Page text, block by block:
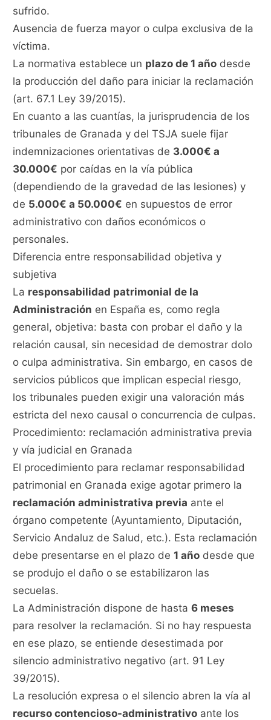
sufrido.
Ausencia de fuerza mayor o culpa exclusiva de la
víctima.
La normativa establece un plazo de 1 año desde
la producción del daño para iniciar la reclamación
(art. 67.1 Ley 39/2015).
En cuanto a las cuantías, la jurisprudencia de los
tribunales de Granada y del TSJA suele fijar
indemnizaciones orientativas de 3.000€ a
30.000€ por caídas en la vía pública
(dependiendo de la gravedad de las lesiones) y
de 5.000€ a 50.000€ en supuestos de error
administrativo con daños económicos o
personales.
Diferencia entre responsabilidad objetiva y
subjetiva
La responsabilidad patrimonial de la
Administración en España es, como regla
general, objetiva: basta con probar el daño y la
relación causal, sin necesidad de demostrar dolo
o culpa administrativa. Sin embargo, en casos de
servicios públicos que implican especial riesgo,
los tribunales pueden exigir una valoración más
estricta del nexo causal o concurrencia de culpas.
Procedimiento: reclamación administrativa previa
y vía judicial en Granada
El procedimiento para reclamar responsabilidad
patrimonial en Granada exige agotar primero la
reclamación administrativa previa ante el
órgano competente (Ayuntamiento, Diputación,
Servicio Andaluz de Salud, etc.). Esta reclamación
debe presentarse en el plazo de1 año desde que
se produjo el daño o se estabilizaron las
secuelas.
La Administración dispone de hasta6 meses
para resolver la reclamación. Si no hay respuesta
en ese plazo, se entiende desestimada por
silencio administrativo negativo (art. 91 Ley
39/2015).
La resolución expresa o el silencio abren la vía al
recurso contencioso-administrativo ante los